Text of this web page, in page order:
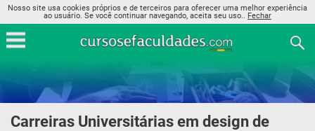
Nosso site usa cookies próprios e de terceiros para oferecer uma melhor experiência
ao usuário. Se você continuar navegando, aceita seu uso.. Fechar
Carreiras Universitárias em design de